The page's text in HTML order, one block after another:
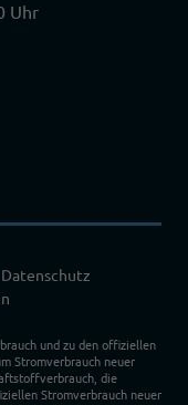
Uhr
Datenschutz
und zu den offiziellen
Stromverbrauch neuer
die
Stromverbrauch neuer